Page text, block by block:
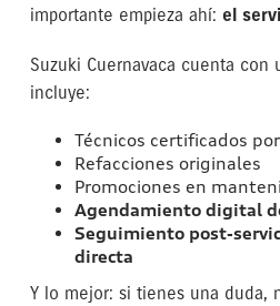
importante empieza ahí: el
Suzuki Cuernavaca cuenta con
incluye:
Técnicos certificados
Refacciones originales
Promociones en
Agendamiento digital
Seguimiento post-
directa
Y lo mejor: si tienes una duda,